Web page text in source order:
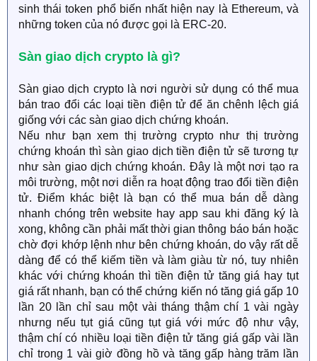
sinh thái token phổ biến nhất hiện nay là Ethereum, và
những token của nó được gọi là ERC-20.
Sàn giao dịch crypto là gì?
Sàn giao dịch crypto là nơi người sử dụng có thể mua
bán trao đổi các loại tiền điện tử để ăn chênh lệch giá
giống với các sàn giao dịch chứng khoán.
Nếu như bạn xem thị trường crypto như thị trường
chứng khoán thì sàn giao dịch tiền điện tử sẽ tương tự
như sàn giao dịch chứng khoán. Đây là một nơi tạo ra
môi trường, một nơi diễn ra hoạt động trao đổi tiền điện
tử. Điểm khác biệt là bạn có thể mua bán dễ dàng
nhanh chóng trên website hay app sau khi đăng ký là
xong, không cần phải mất thời gian thông báo bán hoặc
chờ đợi khớp lệnh như bên chứng khoán, do vậy rất dễ
dàng để có thể kiếm tiền và làm giàu từ nó, tuy nhiên
khác với chứng khoán thì tiền điện tử tăng giá hay tụt
giá rất nhanh, bạn có thể chứng kiến nó tăng giá gấp 10
lần 20 lần chỉ sau một vài tháng thậm chí 1 vài ngày
nhưng nếu tụt giá cũng tụt giá với mức độ như vậy,
thậm chí có nhiều loại tiền điện tử tăng giá gấp vài lần
chỉ trong 1 vài giờ đồng hồ và tăng gấp hàng trăm lần